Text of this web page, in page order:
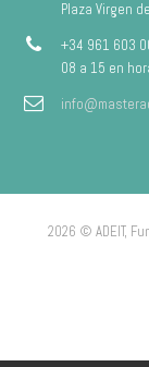
Plaza Virgen
+34 961 603
08 a 15 en
2026 © ADEIT,